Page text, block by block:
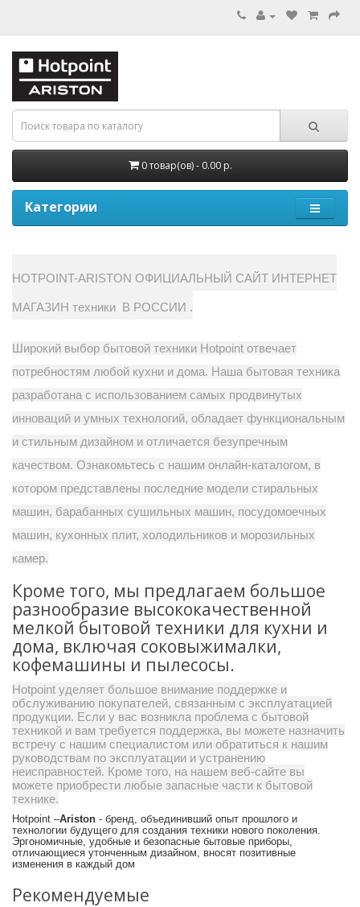
0 товар(ов) - 0.00 р.
Категории
HOTPOINT-ARISTON ОФИЦИАЛЬНЫЙ САЙТ ИНТЕРНЕТ
МАГАЗИН техники В РОССИИ .
Широкий выбор бытовой техники Hotpoint отвечает
потребностям любой кухни и дома. Наша бытовая техника
разработана с использованием самых продвинутых
инноваций и умных технологий, обладает функциональным
и стильным дизайном и отличается безупречным
качеством. Ознакомьтесь с нашим онлайн-каталогом, в
котором представлены последние модели стиральных
машин, барабанных сушильных машин, посудомоечных
машин, кухонных плит, холодильников и морозильных
камер.
Кроме того, мы предлагаем большое
разнообразие высококачественной
мелкой бытовой техники для кухни и
дома, включая соковыжималки,
кофемашины и пылесосы.
Hotpoint уделяет большое внимание поддержке и
обслуживанию покупателей, связанным с эксплуатацией
продукции. Если у вас возникла проблема с бытовой
техникой и вам требуется поддержка, вы можете назначить
встречу с нашим специалистом или обратиться к нашим
руководствам по эксплуатации и устранению
неисправностей. Кроме того, на нашем веб-сайте вы
можете приобрести любые запасные части к бытовой
технике.
Hotpoint –Ariston - бренд, объединивший опыт прошлого и
технологии будущего для создания техники нового поколения.
Эргономичные, удобные и безопасные бытовые приборы,
отличающиеся утонченным дизайном, вносят позитивные
изменения в каждый дом
Рекомендуемые